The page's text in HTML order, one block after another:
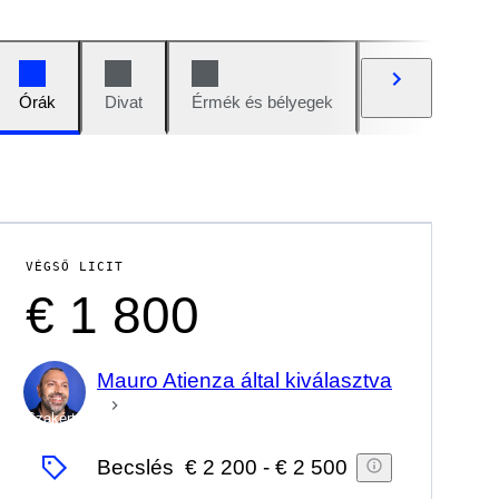
Órák Divat Érmék és bélyegek
VÉGSŐ LICIT
€ 1 800
Szakértő
Mauro Atienza által kiválasztva
Becslés € 2 200 - € 2 500